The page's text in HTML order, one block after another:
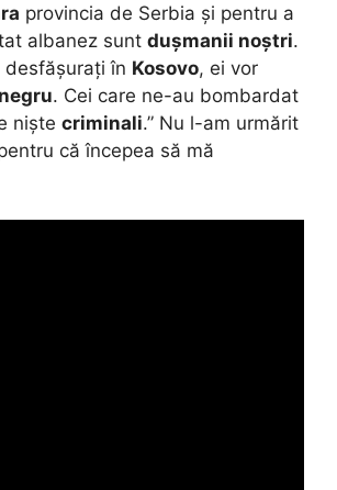
provincia de Serbia și pentru a
albanez sunt dușmanii noștri.
desfășurați în Kosovo, ei vor
. Cei care ne-au bombardat
niște criminali.” Nu l-am urmărit
că începea să mă